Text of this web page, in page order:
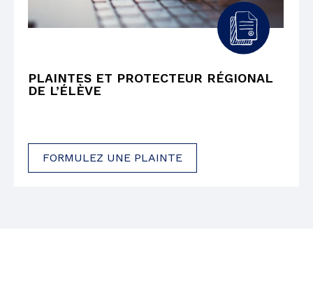
PLAINTES ET PROTECTEUR RÉGIONAL
DE L’ÉLÈVE
FORMULEZ UNE PLAINTE